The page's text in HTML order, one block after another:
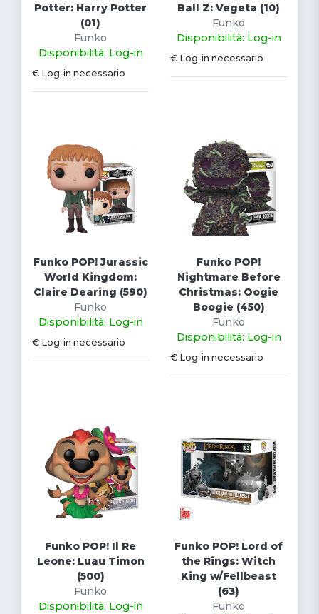
Potter: Harry Potter
(01)
Funko
Disponibilità: Log-in
€ Log-in necessario
Ball Z: Vegeta (10)
Funko
Disponibilità: Log-in
€ Log-in necessario
Funko POP! Jurassic
World Kingdom:
Claire Dearing (590)
Funko
Disponibilità: Log-in
€ Log-in necessario
Funko POP!
Nightmare Before
Christmas: Oogie
Boogie (450)
Funko
Disponibilità: Log-in
€ Log-in necessario
Funko POP! Il Re
Leone: Luau Timon
(500)
Funko
Disponibilità: Log-in
Funko POP! Lord of
the Rings: Witch
King w/Fellbeast
(63)
Funko